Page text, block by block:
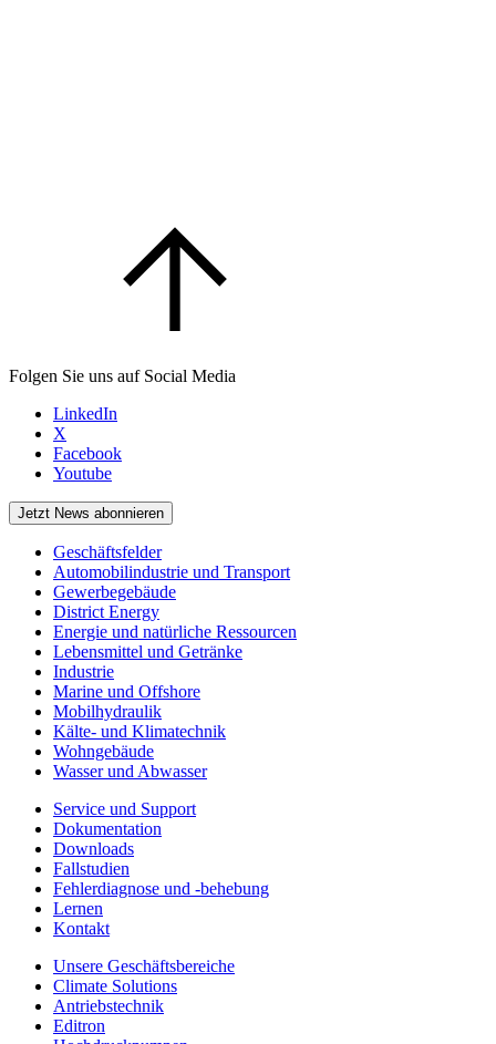
Folgen Sie uns auf Social Media
LinkedIn
X
Facebook
Youtube
Jetzt News abonnieren
Geschäftsfelder
Automobilindustrie und Transport
Gewerbegebäude
District Energy
Energie und natürliche Ressourcen
Lebensmittel und Getränke
Industrie
Marine und Offshore
Mobilhydraulik
Kälte- und Klimatechnik
Wohngebäude
Wasser und Abwasser
Service und Support
Dokumentation
Downloads
Fallstudien
Fehlerdiagnose und -behebung
Lernen
Kontakt
Unsere Geschäftsbereiche
Climate Solutions
Antriebstechnik
Editron